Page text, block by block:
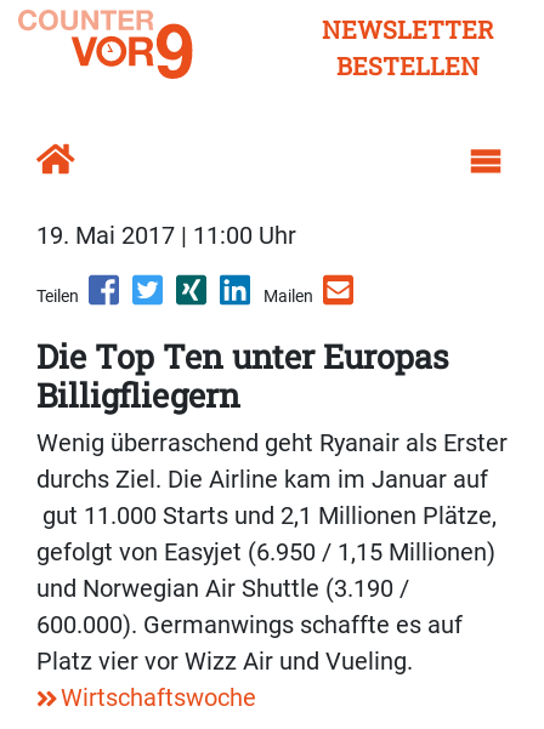
NEWSLETTER
BESTELLEN
19. Mai 2017 | 11:00 Uhr
Teilen Mailen
Die Top Ten unter Europas
Billigfliegern
Wenig überraschend geht Ryanair als Erster
durchs Ziel. Die Airline kam im Januar auf
gut 11.000 Starts und 2,1 Millionen Plätze,
gefolgt von Easyjet (6.950 / 1,15 Millionen)
und Norwegian Air Shuttle (3.190 /
600.000). Germanwings schaffte es auf
Platz vier vor Wizz Air und Vueling.
Wirtschaftswoche